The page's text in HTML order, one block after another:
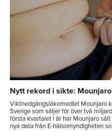
Nytt rekord i sikte:
Viktnedgångsläkemedlet Mounjaro
Sverige som säljer för över två
första kvartalet i år har Mounjaro
nya data från E-hälsomyndigheten